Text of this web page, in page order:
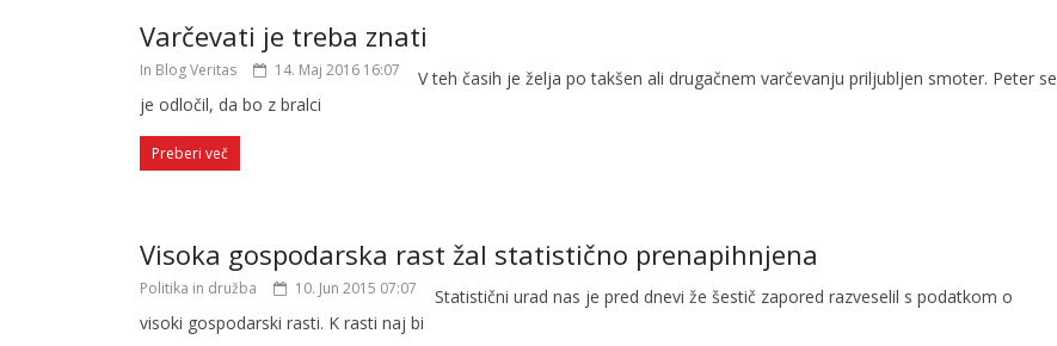
Varčevati je treba znati
In Blog Veritas 14. Maj 2016 16:07
V teh časih je želja po takšen ali drugačnem varčevanju priljubljen smoter. Peter se
je odločil, da bo z bralci
Preberi več
Visoka gospodarska rast žal statistično prenapihnjena
Politika in družba 10. Jun 2015 07:07
Statistični urad nas je pred dnevi že šestič zapored razveselil s podatkom o
visoki gospodarski rasti. K rasti naj bi